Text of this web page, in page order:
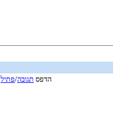
הדפס תגובה/פתיל